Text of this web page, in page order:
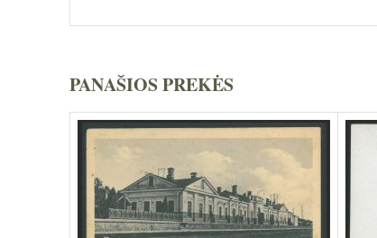
PANAŠIOS PREKĖS